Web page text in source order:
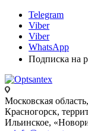
Telegram
Viber
Viber
WhatsApp
Подписка на
Московская
Красногорск,
Ильинское,